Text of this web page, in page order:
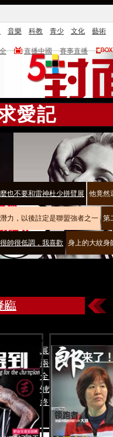
音樂 科教 青少 文化 藝術
直播中國
賽事直播
愛記
臨
她很早就展現了歌唱方
其和另外兩位歌手組成
蘭特竭盡全力的追求比
過數月的軟磨硬泡之
。大男孩終於追上了自
多
也不要和雷神杜少拼臂展 他竟然
力，以後註定是聯盟強者之一 第
帥很低調，我喜歡 身上的大紋身